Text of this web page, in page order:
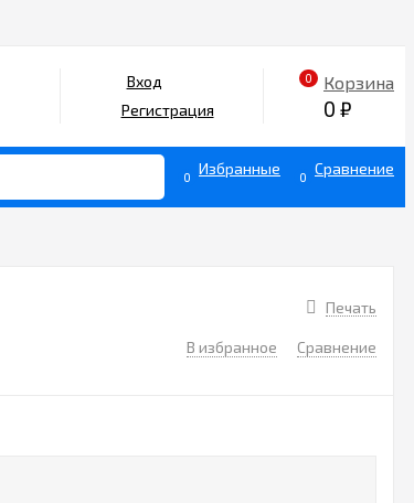
Вход
Регистрация
0 Корзина
0 ₽
0 Избранные 0 Сравнение
Печать
В избранное Сравнение